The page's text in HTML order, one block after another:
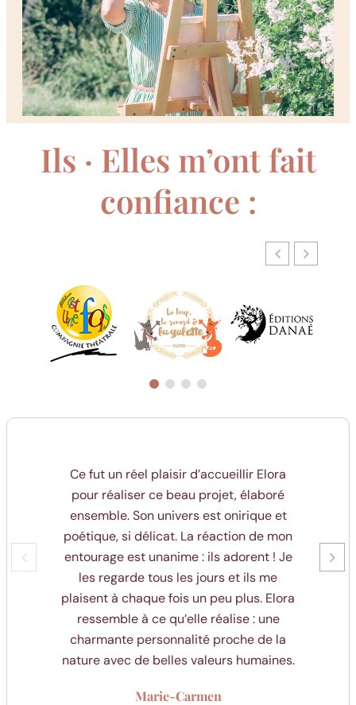
Ils · Elles m’ont fait
confiance :
Ce fut un réel plaisir d’accueillir Elora
pour réaliser ce beau projet, élaboré
ensemble. Son univers est onirique et
poétique, si délicat. La réaction de mon
entourage est unanime : ils adorent ! Je
les regarde tous les jours et ils me
plaisent à chaque fois un peu plus. Elora
ressemble à ce qu’elle réalise : une
charmante personnalité proche de la
nature avec de belles valeurs humaines.
Marie-Carmen